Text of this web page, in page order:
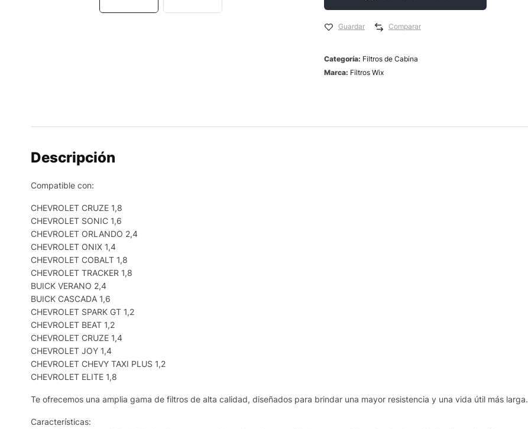
Guardar Comparar
Categoría: Filtros de Cabina
Marca: Filtros Wix
Descripción
Compatible con:
CHEVROLET CRUZE 1,8
CHEVROLET SONIC 1,6
CHEVROLET ORLANDO 2,4
CHEVROLET ONIX 1,4
CHEVROLET COBALT 1,8
CHEVROLET TRACKER 1,8
BUICK VERANO 2,4
BUICK CASCADA 1,6
CHEVROLET SPARK GT 1,2
CHEVROLET BEAT 1,2
CHEVROLET CRUZE 1,4
CHEVROLET JOY 1,4
CHEVROLET CHEVY TAXI PLUS 1,2
CHEVROLET ELITE 1,8
Te ofrecemos una amplia gama de filtros de alta calidad, diseñados para brindar una mayor resistencia y una vida útil más larga.
Características: